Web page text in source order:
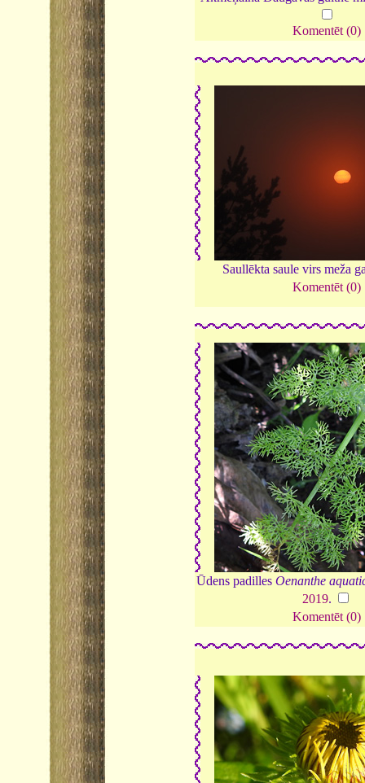
Komentēt (0)
Saullēkta saule virs meža
Komentēt (0)
Ūdens padillesOenanthe
2019.
Komentēt (0)